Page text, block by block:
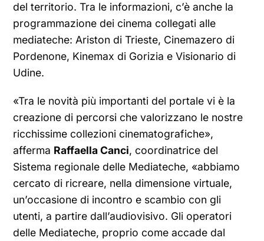
del territorio. Tra le informazioni, c’è anche la
programmazione dei cinema collegati alle
mediateche: Ariston di Trieste, Cinemazero di
Pordenone, Kinemax di Gorizia e Visionario di
Udine.
«Tra le novità più importanti del portale vi è la
creazione di percorsi che valorizzano le nostre
ricchissime collezioni cinematografiche»,
afferma Raffaella Canci, coordinatrice del
Sistema regionale delle Mediateche, «abbiamo
cercato di ricreare, nella dimensione virtuale,
un’occasione di incontro e scambio con gli
utenti, a partire dall’audiovisivo. Gli operatori
delle Mediateche, proprio come accade dal